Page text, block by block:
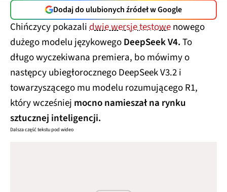
Dodaj do ulubionych źródeł w Google
Chińczycy pokazalidwie wersje testowenowego
dużego modelu językowegoDeepSeek V4.To
długo wyczekiwana premiera, bo mówimy o
następcy ubiegłorocznego DeepSeek V3.2 i
towarzyszącego mu modelu rozumującego R1,
który wcześniej mocno namieszał na rynku
sztucznej inteligencji.
Dalsza część tekstu pod wideo